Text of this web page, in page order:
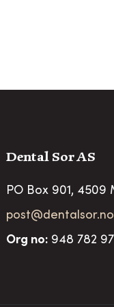
Dental Sor AS
PO Box 901, 4509
post@dentalsor.no
Org no:948 782